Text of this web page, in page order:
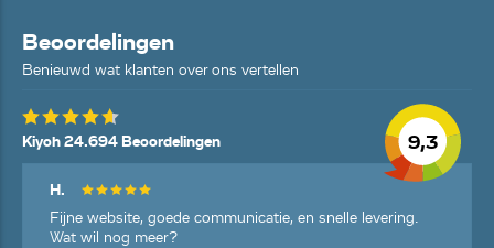
Beoordelingen
Benieuwd wat klanten over ons vertellen
9,3
Kiyoh 24.694 Beoordelingen
H.
Fijne website, goede communicatie, en snelle levering.
Wat wil nog meer?